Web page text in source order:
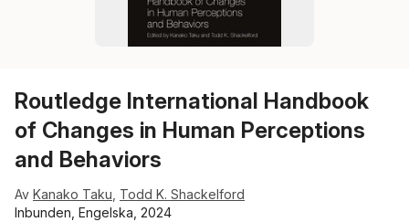
Routledge International Handbook
of Changes in Human Perceptions
and Behaviors
Av Kanako Taku Todd K. Shackelford
Inbunden, Engelska, 2024